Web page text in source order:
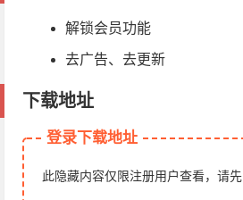
解锁会员功能
去广告、去更新
下载地址
登录下载地址
此隐藏内容仅限注册用户查看，请先